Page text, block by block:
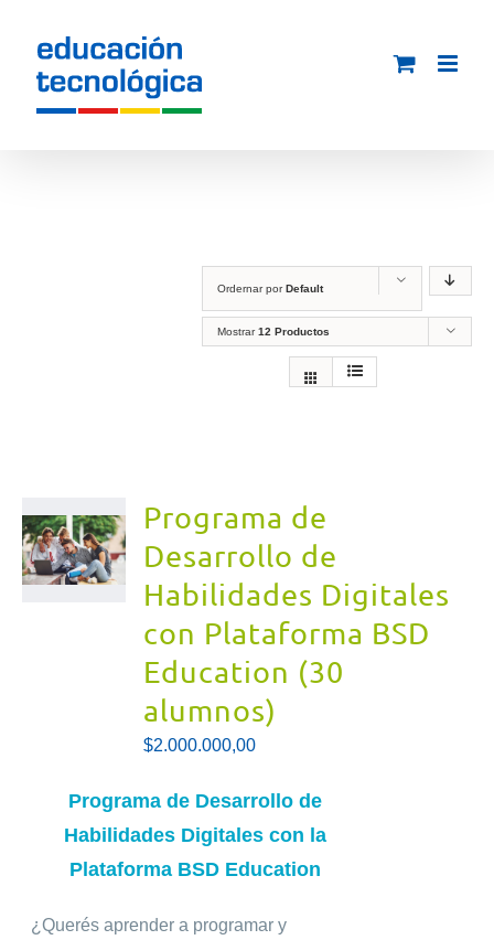
contenido
Ordernar porDefault
Mostrar12 Productos
Programa de
Desarrollo de
Habilidades Digitales
con Plataforma BSD
Education (30
alumnos)
$2.000.000,00
Programa de Desarrollo de
Habilidades Digitalescon la
Plataforma BSD Education
¿Querés aprender a programar y